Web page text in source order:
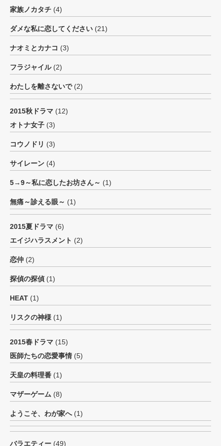
家族ノカタチ (4)
ダメな私に恋してください (21)
ナオミとカナコ (3)
フラジャイル(2)
わたしを離さないで(2)
2015秋ドラマ (12)
オトナ女子 (3)
コウノドリ (3)
サイレーン (4)
5→9～私に恋したお坊さん～ (1)
無痛～診える眼～ (1)
2015夏ドラマ (6)
エイジハラスメント (2)
恋仲 (2)
探偵の探偵 (1)
HEAT (1)
リスクの神様 (1)
2015春ドラマ (15)
医師たちの恋愛事情 (5)
天皇の料理番 (1)
マザーゲーム (8)
ようこそ、わが家へ (1)
バラエティー (49)